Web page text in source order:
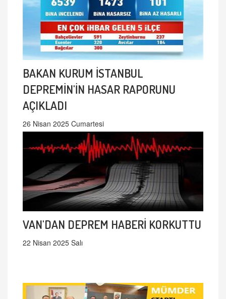
BAKAN KURUM İSTANBUL
DEPREMİN'İN HASAR RAPORUNU
AÇIKLADI
26 Nisan 2025 Cumartesi
VAN'DAN DEPREM HABERİ KORKUTTU
22 Nisan 2025 Salı